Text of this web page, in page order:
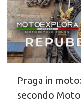
Praga in
secondo